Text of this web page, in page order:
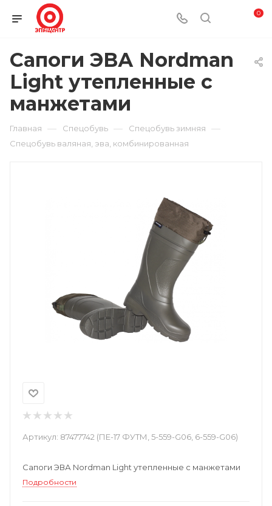
0
Сапоги ЭВА Nordman
Light утепленные с
манжетами
Главная — Спецобувь — Спецобувь зимняя —
Спецобувь валяная, эва, комбинированная
Артикул: 87477742 (ПЕ-17 ФУТМ, 5-559-G06, 6-559-G06)
Сапоги ЭВА Nordman Light утепленные с манжетами
Подробности